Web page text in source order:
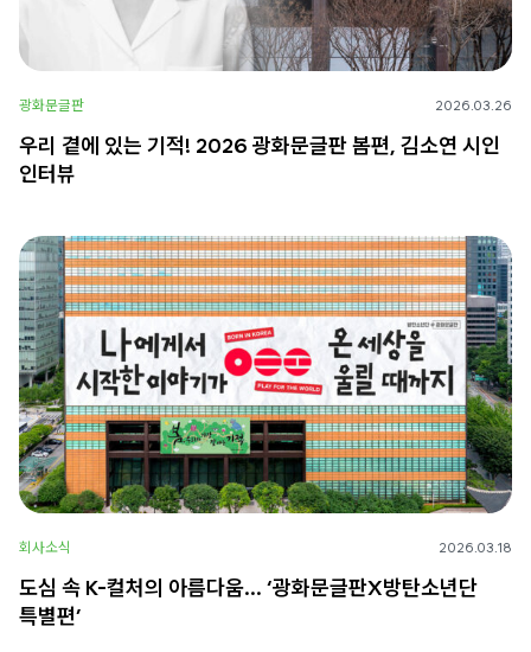
광화문글판 2026.03.26
우리 곁에 있는 기적! 2026 광화문글판 봄편, 김소연 시인
인터뷰
회사소식 2026.03.18
도심 속 K-컬처의 아름다움… ‘광화문글판X방탄소년단
특별편’